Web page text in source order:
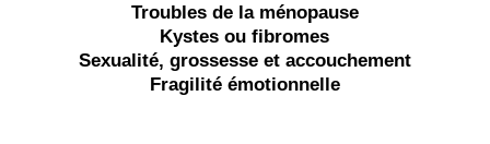
Troubles de la ménopause
Kystes ou fibromes
Sexualité, grossesse et accouchement
Fragilité émotionnelle